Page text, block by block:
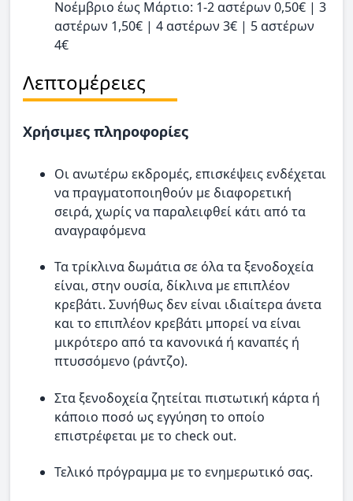
Νοέμβριο έως Μάρτιο: 1-2 αστέρων 0,50€ | 3
αστέρων 1,50€ | 4 αστέρων 3€ | 5 αστέρων
4€
Λεπτομέρειες
Χρήσιμες πληροφορίες
Οι ανωτέρω εκδρομές, επισκέψεις ενδέχεται
να πραγματοποιηθούν με διαφορετική
σειρά, χωρίς να παραλειφθεί κάτι από τα
αναγραφόμενα
Τα τρίκλινα δωμάτια σε όλα τα ξενοδοχεία
είναι, στην ουσία, δίκλινα με επιπλέον
κρεβάτι. Συνήθως δεν είναι ιδιαίτερα άνετα
και το επιπλέον κρεβάτι μπορεί να είναι
μικρότερο από τα κανονικά ή καναπές ή
πτυσσόμενο (ράντζο).
Στα ξενοδοχεία ζητείται πιστωτική κάρτα ή
κάποιο ποσό ως εγγύηση το οποίο
επιστρέφεται με το check out.
Τελικό πρόγραμμα με το ενημερωτικό σας.